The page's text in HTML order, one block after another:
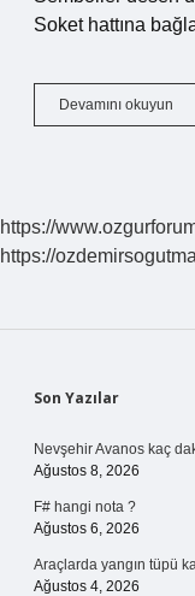
Soket hattına
Devamını okuyun
https://
https://
Sidebar
Son Yazılar
Nevşehir Avanos kaç
Ağustos 8, 2026
F# hangi nota ?
Ağustos 6, 2026
Araçlarda yangın tüpü
Ağustos 4, 2026